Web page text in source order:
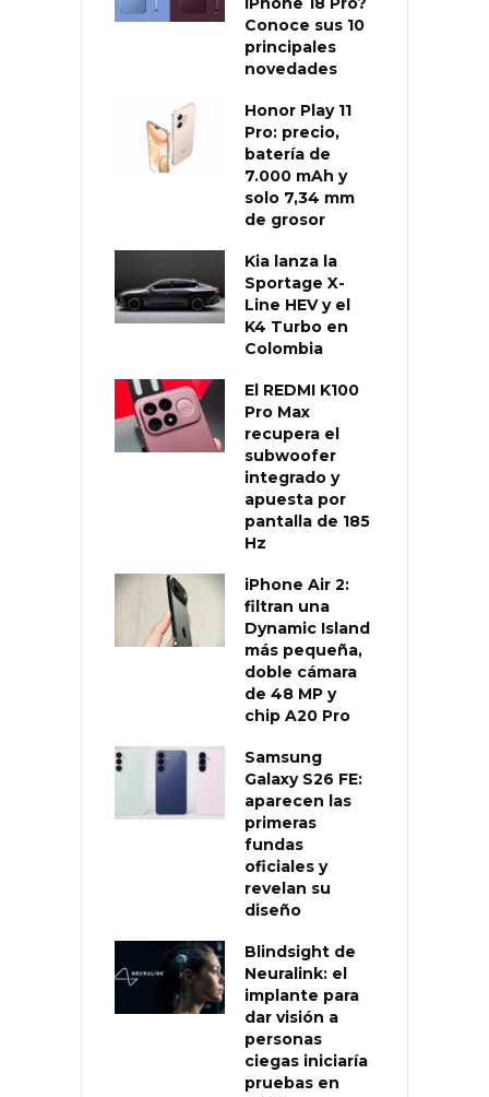
Conoce sus 10
principales
novedades
Honor Play 11
Pro: precio,
batería de
7.000 mAh y
solo 7,34 mm
de grosor
Kia lanza la
Sportage X-
Line HEV y el
K4 Turbo en
Colombia
El REDMI K100
Pro Max
recupera el
subwoofer
integrado y
apuesta por
pantalla de 185
Hz
iPhone Air 2:
filtran una
Dynamic Island
más pequeña,
doble cámara
de 48 MP y
chip A20 Pro
Samsung
Galaxy S26 FE:
aparecen las
primeras
fundas
oficiales y
revelan su
diseño
Blindsight de
Neuralink: el
implante para
dar visión a
personas
ciegas iniciaría
pruebas en